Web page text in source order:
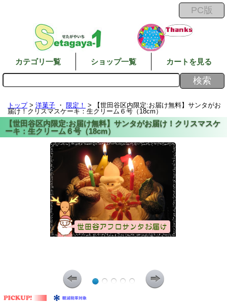
カテゴリ一覧 ショップ一覧 カートを見る
トップ> 洋菓子 ・ 限定！ > 【世田谷区内限定:お届け無料】サンタがお
届け！クリスマスケーキ：生クリーム６号（18cm）